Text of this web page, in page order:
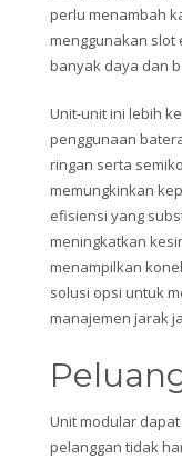
perlu menambah
menggunakan slot
banyak daya dan
Unit-unit ini lebih
penggunaan
ringan serta
memungkinkan
efisiensi yang
meningkatkan
menampilkan
solusi opsi untuk
manajemen jarak
Unit modular
pelanggan tidak